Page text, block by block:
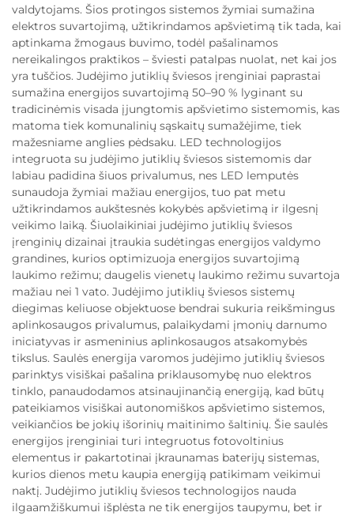
valdytojams. Šios protingos sistemos žymiai sumažina
elektros suvartojimą, užtikrindamos apšvietimą tik tada, kai
aptinkama žmogaus buvimo, todėl pašalinamos
nereikalingos praktikos – šviesti patalpas nuolat, net kai jos
yra tuščios. Judėjimo jutiklių šviesos įrenginiai paprastai
sumažina energijos suvartojimą 50–90 % lyginant su
tradicinėmis visada įjungtomis apšvietimo sistemomis, kas
matoma tiek komunalinių sąskaitų sumažėjime, tiek
mažesniame anglies pėdsaku. LED technologijos
integruota su judėjimo jutiklių šviesos sistemomis dar
labiau padidina šiuos privalumus, nes LED lemputės
sunaudoja žymiai mažiau energijos, tuo pat metu
užtikrindamos aukštesnės kokybės apšvietimą ir ilgesnį
veikimo laiką. Šiuolaikiniai judėjimo jutiklių šviesos
įrenginių dizainai įtraukia sudėtingas energijos valdymo
grandines, kurios optimizuoja energijos suvartojimą
laukimo režimu; daugelis vienetų laukimo režimu suvartoja
mažiau nei 1 vato. Judėjimo jutiklių šviesos sistemų
diegimas keliuose objektuose bendrai sukuria reikšmingus
aplinkosaugos privalumus, palaikydami įmonių darnumo
iniciatyvas ir asmeninius aplinkosaugos atsakomybės
tikslus. Saulės energija varomos judėjimo jutiklių šviesos
parinktys visiškai pašalina priklausomybę nuo elektros
tinklo, panaudodamos atsinaujinančią energiją, kad būtų
pateikiamos visiškai autonomiškos apšvietimo sistemos,
veikiančios be jokių išorinių maitinimo šaltinių. Šie saulės
energijos įrenginiai turi integruotus fotovoltinius
elementus ir pakartotinai įkraunamas baterijų sistemas,
kurios dienos metu kaupia energiją patikimam veikimui
naktį. Judėjimo jutiklių šviesos technologijos nauda
ilgaamžiškumui išplėsta ne tik energijos taupymu, bet ir